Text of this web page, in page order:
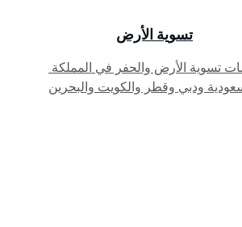
تسوية الأرض
تسوية الأرض والحفر في المملكة
ودبي وقطر والكويت والبحرين